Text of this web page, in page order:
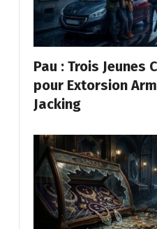
Pau : Trois Jeunes
pour Extorsion
Jacking